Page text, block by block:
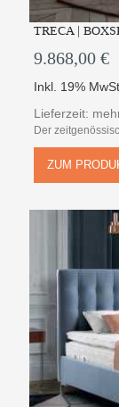
TRECA |
9.868,00 €
Inkl. 19%
Lieferzeit:
Der
ZUM